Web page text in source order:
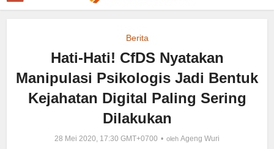
Berita
Hati-Hati! CfDS Nyatakan
Manipulasi Psikologis Jadi Bentuk
Kejahatan Digital Paling Sering
Dilakukan
28 Mei 2020, 17:30 GMT+0700 oleh Ageng Wuri